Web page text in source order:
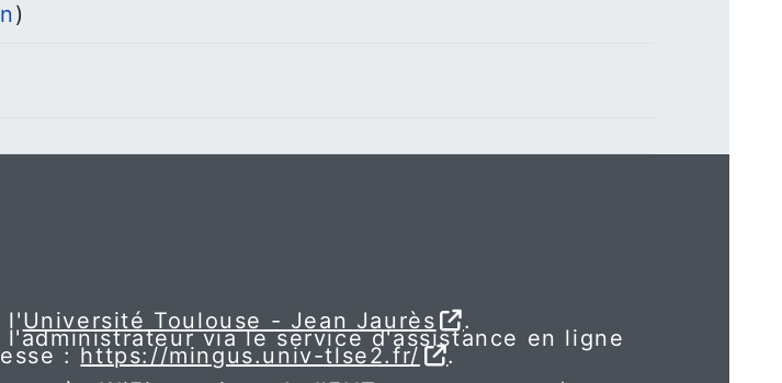
)
l'Université Toulouse - Jean Jaurès .
via le service d'assistance en ligne
: https://mingus.univ-tlse2.fr/
.